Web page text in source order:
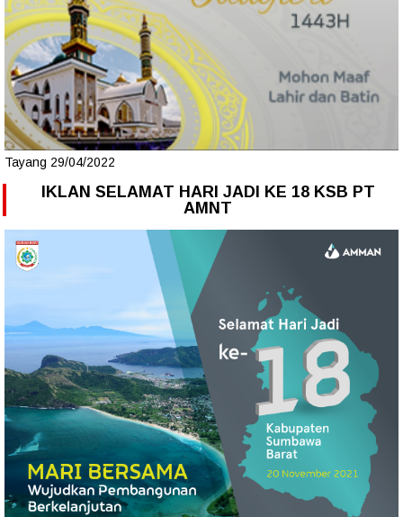
Tayang 29/04/2022
IKLAN SELAMAT HARI JADI KE 18 KSB PT
AMNT